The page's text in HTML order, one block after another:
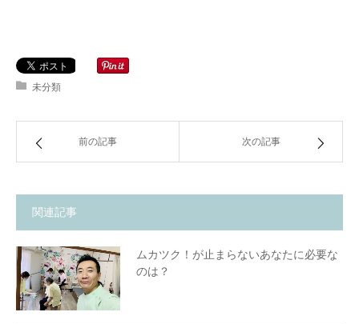
未分類
前の記事 次の記事
関連記事
ムカツク！が止まらないあなたに必要な
のは？